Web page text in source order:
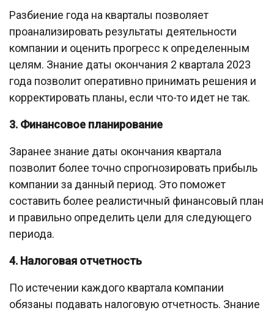
Разбиение года на кварталы позволяет
проанализировать результаты деятельности
компании и оценить прогресс к определенным
целям. Знание даты окончания 2 квартала 2023
года позволит оперативно принимать решения и
корректировать планы, если что-то идет не так.
3. Финансовое планирование
Заранее знание даты окончания квартала
позволит более точно спрогнозировать прибыль
компании за данный период. Это поможет
составить более реалистичный финансовый план
и правильно определить цели для следующего
периода.
4. Налоговая отчетность
По истечении каждого квартала компании
обязаны подавать налоговую отчетность. Знание